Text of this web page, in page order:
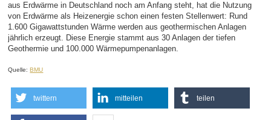
aus Erdwärme in Deutschland noch am Anfang steht, hat die Nutzung
von Erdwärme als Heizenergie schon einen festen Stellenwert: Rund
1.600 Gigawattstunden Wärme werden aus geothermischen Anlagen
jährlich erzeugt. Diese Energie stammt aus 30 Anlagen der tiefen
Geothermie und 100.000 Wärmepumpenanlagen.
Quelle:BMU
twittern mitteilen teilen